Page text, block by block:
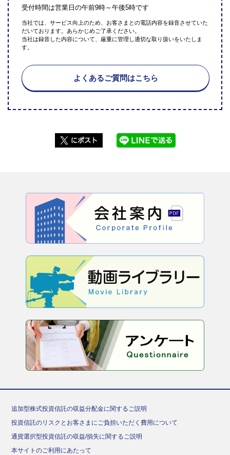
受付時間は営業日の午前9時～午後5時です
当社では、サービス向上のため、お客さまとの電話内容を録音させていた
だいております。あらかじめご了承ください。
当社は録音した内容について、厳重に管理し適切な取り扱いをいたしま
す。
よくあるご質問はこちら
追加型株式投資信託の収益分配金に関するご説明
投資信託のリスクとお客さまにご負担いただく費用について
通貨選択型投資信託の収益/損失に関するご説明
本サイトのご利用にあたって